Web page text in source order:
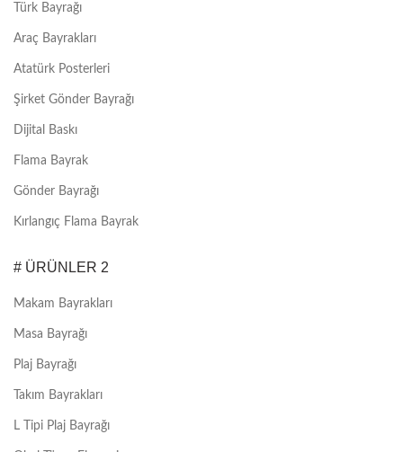
Türk Bayrağı
Araç Bayrakları
Atatürk Posterleri
Şirket Gönder Bayrağı
Dijital Baskı
Flama Bayrak
Gönder Bayrağı
Kırlangıç Flama Bayrak
# ÜRÜNLER 2
Makam Bayrakları
Masa Bayrağı
Plaj Bayrağı
Takım Bayrakları
L Tipi Plaj Bayrağı